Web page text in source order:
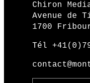
Chiron
Avenue de
1700
Tél